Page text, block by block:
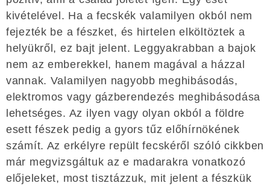
kivételével. Ha a fecskék valamilyen okból nem
fejezték be a fészket, és hirtelen elköltöztek a
helyükről, ez bajt jelent. Leggyakrabban a bajok
nem az emberekkel, hanem magával a házzal
vannak. Valamilyen nagyobb meghibásodás,
elektromos vagy gázberendezés meghibásodása
lehetséges. Az ilyen vagy olyan okból a földre
esett fészek pedig a gyors tűz előhírnökének
számít. Az erkélyre repült fecskéről szóló cikkben
már megvizsgáltuk az e madarakra vonatkozó
előjeleket, most tisztázzuk, mit jelent a fészkük